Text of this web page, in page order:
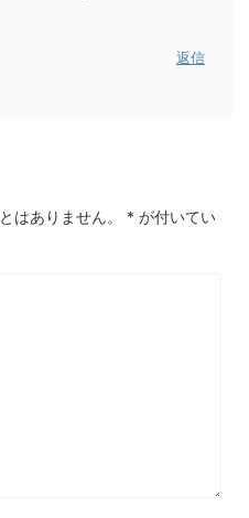
返信
はありません。 * が付いてい